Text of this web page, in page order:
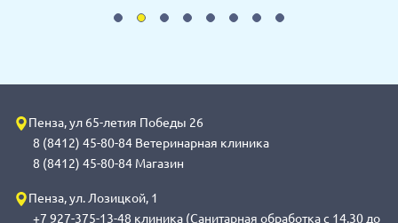
Пенза, ул 65-летия Победы 26
8 (8412) 45-80-84 Ветеринарная клиника
8 (8412) 45-80-84 Магазин
Пенза, ул. Лозицкой, 1
+7 927-375-13-48 клиника (Санитарная обработка с 14.30 до